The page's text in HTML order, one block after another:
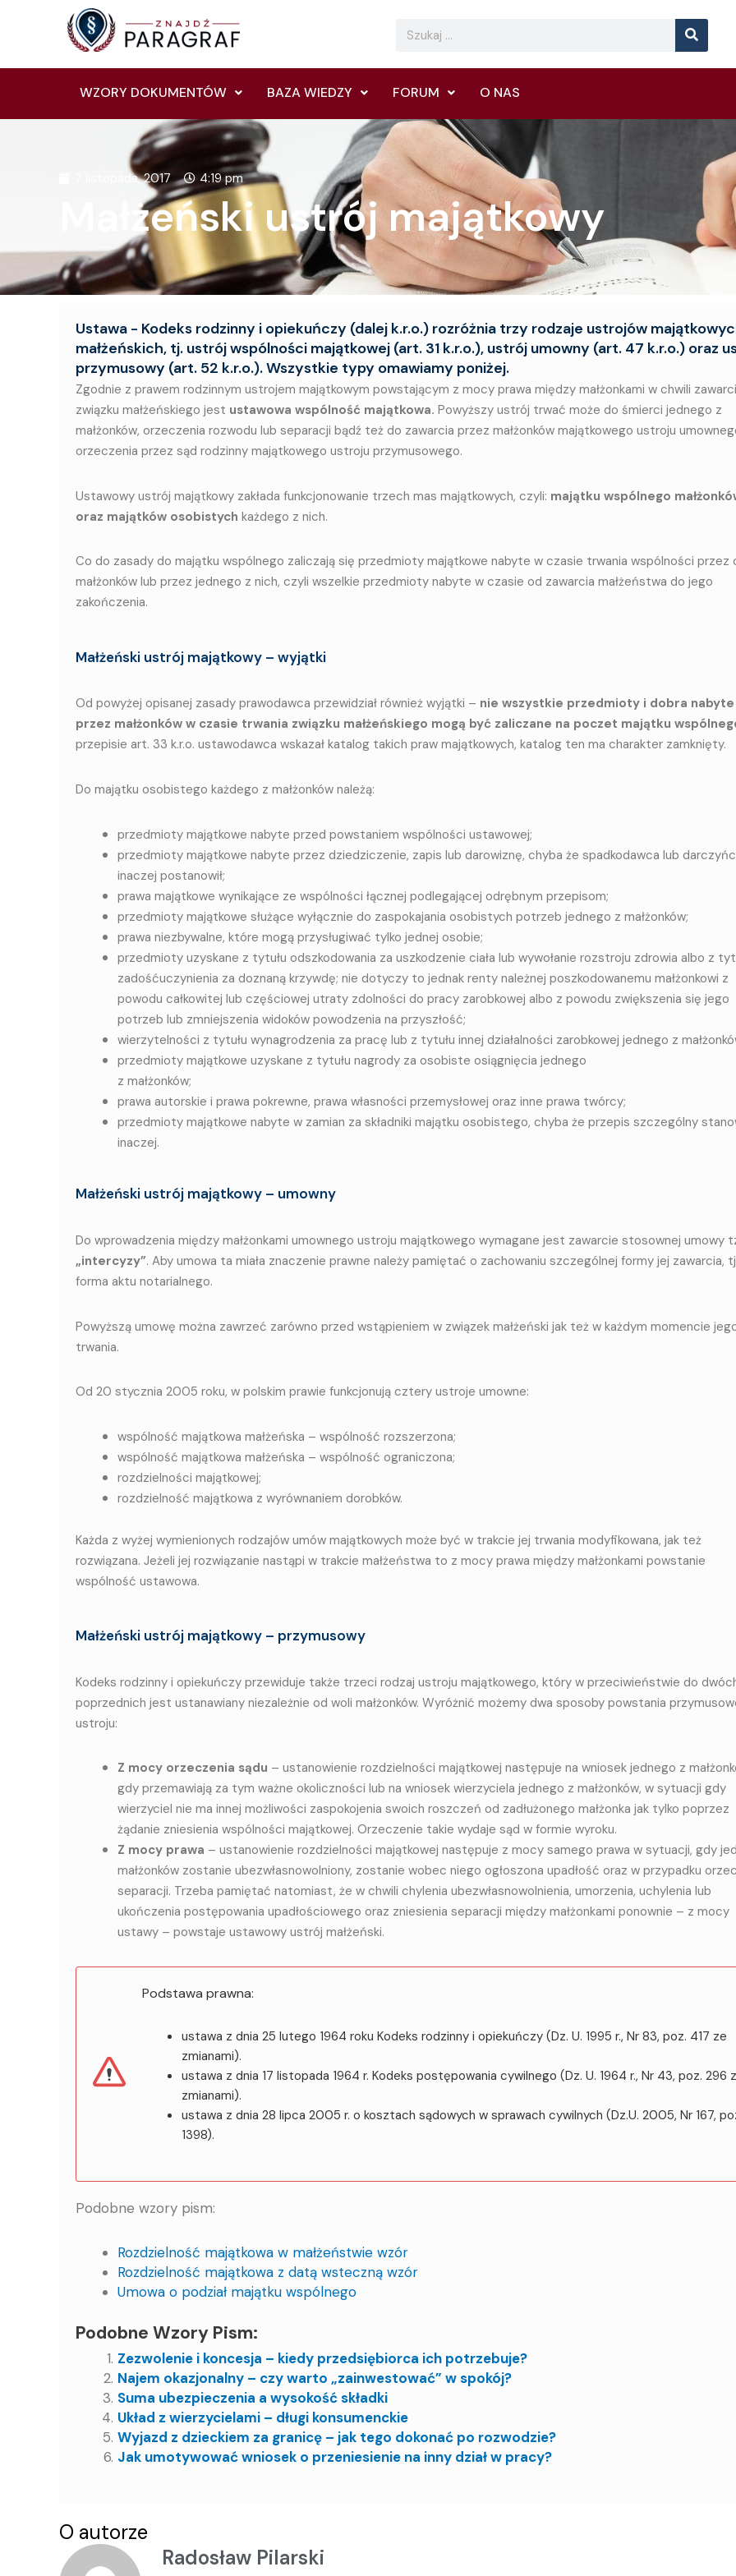
Search Search
WZORY DOKUMENTÓW BAZA WIEDZY FORUM O NAS
7 listopada, 2017 4:19 pm
Małżeński ustrój majątkowy
Ustawa - Kodeks rodzinny i opiekuńczy (dalej k.r.o.) rozróżnia trzy rodzaje ustrojów
małżeńskich, tj. ustrój wspólności majątkowej (art. 31 k.r.o.), ustrój umowny (art. 47 k.r.o.) oraz
przymusowy (art. 52 k.r.o.). Wszystkie typy omawiamy poniżej.
Zgodnie z prawem rodzinnym ustrojem majątkowym powstającym z mocy prawa między małżonkami w chwili
związku małżeńskiego jest ustawowa wspólność majątkowa. Powyższy ustrój trwać może do śmierci jednego z
małżonków, orzeczenia rozwodu lub separacji bądź też do zawarcia przez małżonków majątkowego ustroju
orzeczenia przez sąd rodzinny majątkowego ustroju przymusowego.
Ustawowy ustrój majątkowy zakłada funkcjonowanie trzech mas majątkowych, czyli: majątku wspólnego
oraz majątków osobistych każdego z nich.
Co do zasady do majątku wspólnego zaliczają się przedmioty majątkowe nabyte w czasie trwania wspólności przez
małżonków lub przez jednego z nich, czyli wszelkie przedmioty nabyte w czasie od zawarcia małżeństwa do jego
zakończenia.
Małżeński ustrój majątkowy – wyjątki
Od powyżej opisanej zasady prawodawca przewidział również wyjątki – nie wszystkie przedmioty i dobra nabyte
przez małżonków w czasie trwania związku małżeńskiego mogą być zaliczane na poczet majątku
przepisie art. 33 k.r.o. ustawodawca wskazał katalog takich praw majątkowych, katalog ten ma charakter zamknięty.
Do majątku osobistego każdego z małżonków należą:
przedmioty majątkowe nabyte przed powstaniem wspólności ustawowej;
przedmioty majątkowe nabyte przez dziedziczenie, zapis lub darowiznę, chyba że spadkodawca lub
inaczej postanowił;
prawa majątkowe wynikające ze wspólności łącznej podlegającej odrębnym przepisom;
przedmioty majątkowe służące wyłącznie do zaspokajania osobistych potrzeb jednego z małżonków;
prawa niezbywalne, które mogą przysługiwać tylko jednej osobie;
przedmioty uzyskane z tytułu odszkodowania za uszkodzenie ciała lub wywołanie rozstroju zdrowia albo z
zadośćuczynienia za doznaną krzywdę; nie dotyczy to jednak renty należnej poszkodowanemu małżonkowi z
powodu całkowitej lub częściowej utraty zdolności do pracy zarobkowej albo z powodu zwiększenia się jego
potrzeb lub zmniejszenia widoków powodzenia na przyszłość;
wierzytelności z tytułu wynagrodzenia za pracę lub z tytułu innej działalności zarobkowej jednego z
przedmioty majątkowe uzyskane z tytułu nagrody za osobiste osiągnięcia jednego
z małżonków;
prawa autorskie i prawa pokrewne, prawa własności przemysłowej oraz inne prawa twórcy;
przedmioty majątkowe nabyte w zamian za składniki majątku osobistego, chyba że przepis szczególny
inaczej.
Małżeński ustrój majątkowy – umowny
Do wprowadzenia między małżonkami umownego ustroju majątkowego wymagane jest zawarcie stosownej umowy
„intercyzy”. Aby umowa ta miała znaczenie prawne należy pamiętać o zachowaniu szczególnej formy jej zawarcia,
forma aktu notarialnego.
Powyższą umowę można zawrzeć zarówno przed wstąpieniem w związek małżeński jak też w każdym momencie
trwania.
Od 20 stycznia 2005 roku, w polskim prawie funkcjonują cztery ustroje umowne:
wspólność majątkowa małżeńska – wspólność rozszerzona;
wspólność majątkowa małżeńska – wspólność ograniczona;
rozdzielności majątkowej;
rozdzielność majątkowa z wyrównaniem dorobków.
Każda z wyżej wymienionych rodzajów umów majątkowych może być w trakcie jej trwania modyfikowana, jak też
rozwiązana. Jeżeli jej rozwiązanie nastąpi w trakcie małżeństwa to z mocy prawa między małżonkami powstanie
wspólność ustawowa.
Małżeński ustrój majątkowy – przymusowy
Kodeks rodzinny i opiekuńczy przewiduje także trzeci rodzaj ustroju majątkowego, który w przeciwieństwie do
poprzednich jest ustanawiany niezależnie od woli małżonków. Wyróżnić możemy dwa sposoby powstania
ustroju:
Z mocy orzeczenia sądu – ustanowienie rozdzielności majątkowej następuje na wniosek jednego z
gdy przemawiają za tym ważne okoliczności lub na wniosek wierzyciela jednego z małżonków, w sytuacji gdy
wierzyciel nie ma innej możliwości zaspokojenia swoich roszczeń od zadłużonego małżonka jak tylko poprzez
żądanie zniesienia wspólności majątkowej. Orzeczenie takie wydaje sąd w formie wyroku.
Z mocy prawa – ustanowienie rozdzielności majątkowej następuje z mocy samego prawa w sytuacji, gdy
małżonków zostanie ubezwłasnowolniony, zostanie wobec niego ogłoszona upadłość oraz w przypadku
separacji. Trzeba pamiętać natomiast, że w chwili chylenia ubezwłasnowolnienia, umorzenia, uchylenia lub
ukończenia postępowania upadłościowego oraz zniesienia separacji między małżonkami ponownie – z mocy
ustawy – powstaje ustawowy ustrój małżeński.
Podstawa prawna:
ustawa z dnia 25 lutego 1964 roku Kodeks rodzinny i opiekuńczy (Dz. U. 1995 r., Nr 83, poz. 417 ze
zmianami).
ustawa z dnia 17 listopada 1964 r. Kodeks postępowania cywilnego (Dz. U. 1964 r., Nr 43, poz. 296
zmianami).
ustawa z dnia 28 lipca 2005 r. o kosztach sądowych w sprawach cywilnych (Dz.U. 2005, Nr 167,
1398).
Podobne wzory pism:
Rozdzielność majątkowa w małżeństwie wzór
Rozdzielność majątkowa z datą wsteczną wzór
Umowa o podział majątku wspólnego
Podobne Wzory Pism:
Zezwolenie i koncesja – kiedy przedsiębiorca ich potrzebuje?
Najem okazjonalny – czy warto „zainwestować” w spokój?
Suma ubezpieczenia a wysokość składki
Układ z wierzycielami – długi konsumenckie
Wyjazd z dzieckiem za granicę – jak tego dokonać po rozwodzie?
Jak umotywować wniosek o przeniesienie na inny dział w pracy?
O autorze
Radosław Pilarski